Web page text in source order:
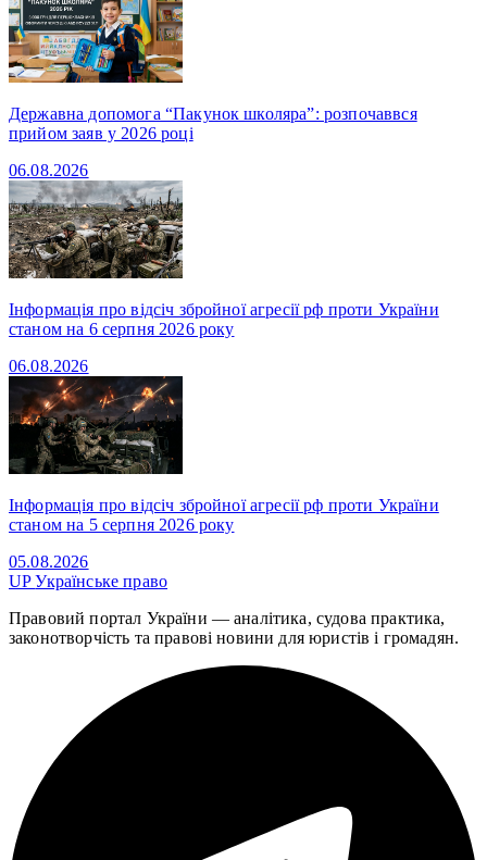
Державна допомога “Пакунок школяра”: розпочаввся
прийом заяв у 2026 році
06.08.2026
Інформація про відсіч збройної агресії рф проти України
станом на 6 серпня 2026 року
06.08.2026
Інформація про відсіч збройної агресії рф проти України
станом на 5 серпня 2026 року
05.08.2026
UPУкраїнське право
Правовий портал України — аналітика, судова практика,
законотворчість та правові новини для юристів і громадян.